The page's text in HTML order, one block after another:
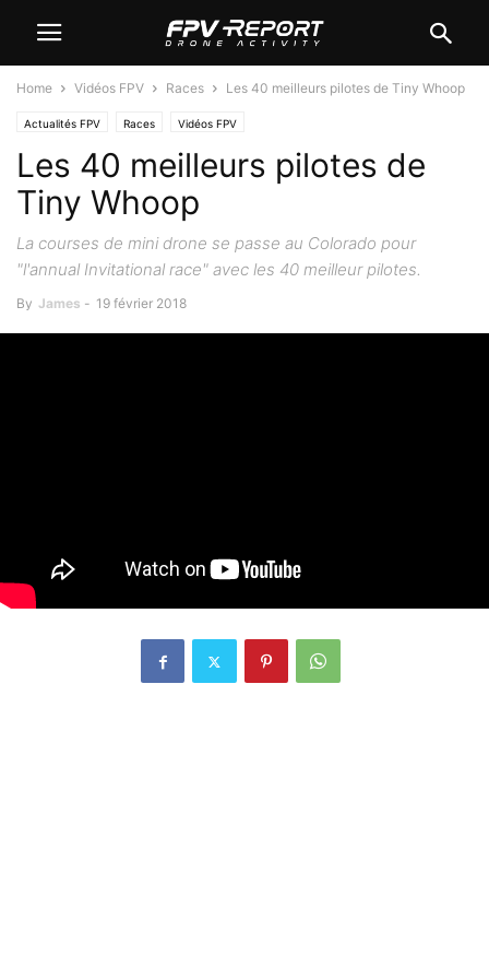
Home Vidéos FPV Races Les 40 meilleurs pilotes de Tiny Whoop
Actualités FPV Races Vidéos FPV
Les 40 meilleurs pilotes de
Tiny Whoop
La courses de mini drone se passe au Colorado pour
"l'annual Invitational race" avec les 40 meilleur pilotes.
By James - 19 février 2018